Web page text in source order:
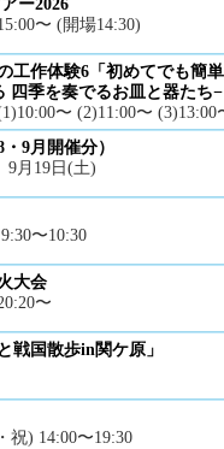
ー2026
〜 (開場14:30)
工作体験6「初めてでも簡
四季を奏でるお皿と器たち−
〜 (2)11:00〜 (3)13:00
9月開催分）
9月19日(土)
〜10:30
大会
〜
戦国散歩in関ケ原」
祝) 14:00〜19:30